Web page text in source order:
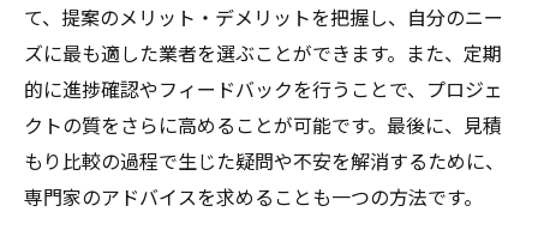
て、提案のメリット・デメリットを把握し、自分のニー
ズに最も適した業者を選ぶことができます。また、定期
的に進捗確認やフィードバックを行うことで、プロジェ
クトの質をさらに高めることが可能です。最後に、見積
もり比較の過程で生じた疑問や不安を解消するために、
専門家のアドバイスを求めることも一つの方法です。